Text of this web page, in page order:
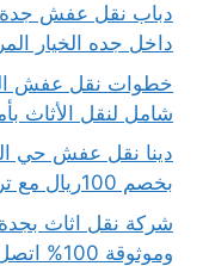
داخل جده الخيار
خطوات نقل عفش
شامل لنقل الأثاث
دينا نقل عفش حي
بخصم 100ريال مع تركيب مجاني للعفش
وموثوقة 100% اتصل بنا الان